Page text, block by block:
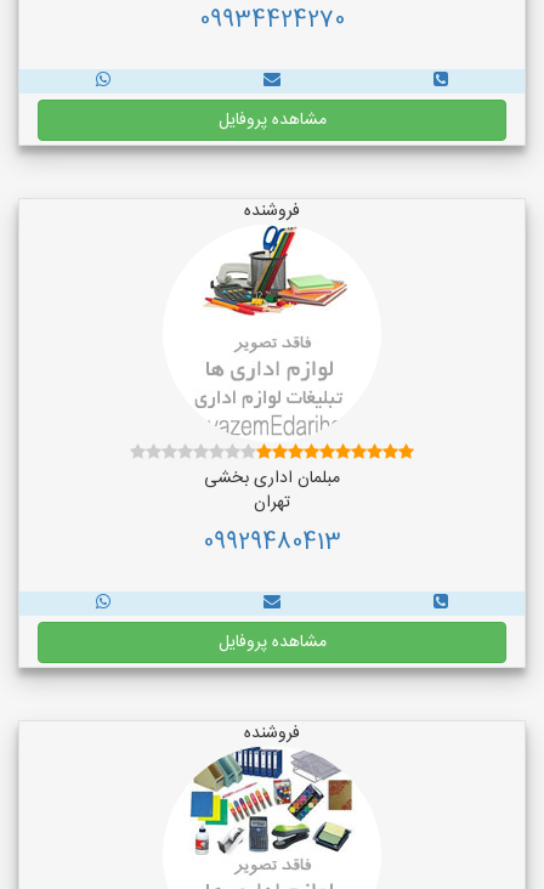
09934424270
مشاهده پروفایل
فروشنده
مبلمان اداری بخشی
تهران
09929480413
مشاهده پروفایل
فروشنده